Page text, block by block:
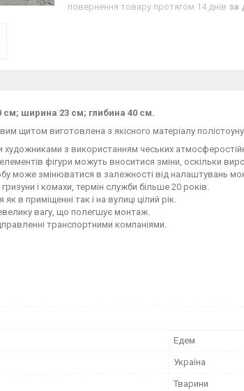
повернення товару протягом 14 днів за
см; ширина 23 см; глибина 40 см.
щитом виготовлена з якісного матеріалу
художниками з використанням чеських
фігури можуть вноситися зміни, оскільки
може змінюватися в залежності від налаштувань
і комахи, термін служби більше 20 років.
в приміщенні так і на вулиці цілий рік.
вагу, що полегшує монтаж.
транспортними компаніями.
Едем
Україна
Тварини